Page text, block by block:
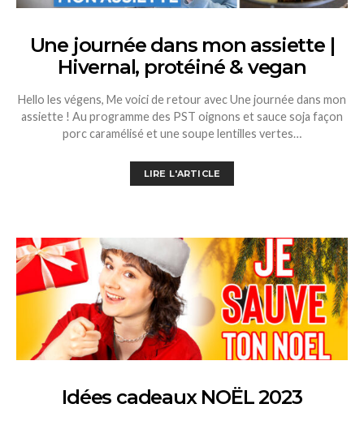
Une journée dans mon assiette |
Hivernal, protéiné & vegan
Hello les végens, Me voici de retour avec Une journée dans mon
assiette ! Au programme des PST oignons et sauce soja façon
porc caramélisé et une soupe lentilles vertes…
LIRE L'ARTICLE
Idées cadeaux NOËL 2023